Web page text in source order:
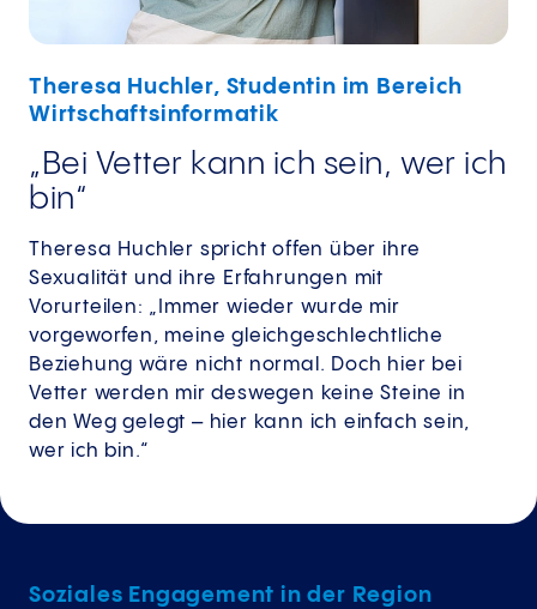
Theresa Huchler, Studentin im Bereich
Wirtschaftsinformatik
„Bei Vetter kann ich sein, wer ich
bin“
Theresa Huchler spricht offen über ihre
Sexualität und ihre Erfahrungen mit
Vorurteilen: „Immer wieder wurde mir
vorgeworfen, meine gleichgeschlechtliche
Beziehung wäre nicht normal. Doch hier bei
Vetter werden mir deswegen keine Steine in
den Weg gelegt – hier kann ich einfach sein,
wer ich bin.“
Soziales Engagement in der Region